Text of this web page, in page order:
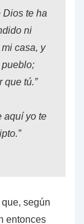
Dios te ha
ni
casa, y
pueblo;
que tú.”
aquí yo te
según
entonces